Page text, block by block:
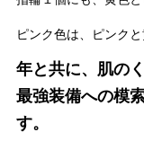
ピンク色は、ピンク
年と共に、肌の
最強装備への模
す。